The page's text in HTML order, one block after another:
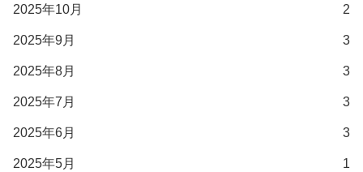
2025年10月 2
2025年9月 3
2025年8月 3
2025年7月 3
2025年6月 3
2025年5月 1